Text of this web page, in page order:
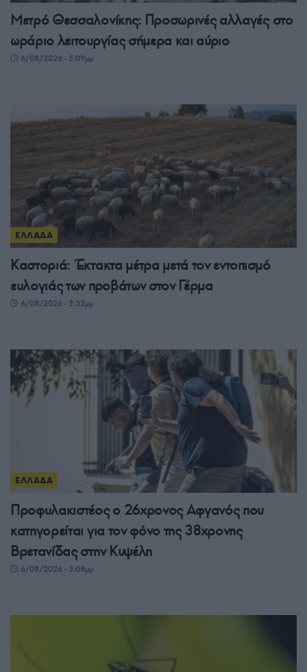
Μετρό Θεσσαλονίκης: Προσωρινές αλλαγές στο
ωράριο λειτουργίας σήμερα και αύριο
6/08/2026 - 5:09μμ
ΕΛΛΑΔΑ
Καστοριά: Έκτακτα μέτρα μετά τον εντοπισμό
ευλογιάς των προβάτων στον Γέρμα
6/08/2026 - 3:33μμ
ΕΛΛΑΔΑ
Προφυλακιστέος ο 26χρονος Αφγανός που
κατηγορείται για τον φόνο της 38χρονης
Βρετανίδας στην Κυψέλη
6/08/2026 - 3:08μμ